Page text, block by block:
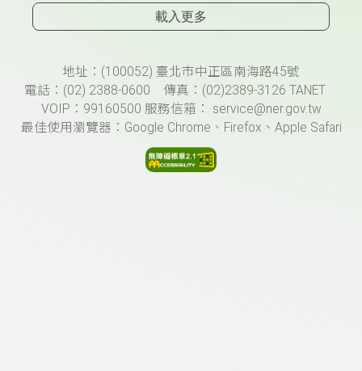
載入更多
頁尾資訊地址：(100052) 臺北市中正區南海路45號
電話：(02) 2388-0600 傳真：(02)2389-3126 TANET
VOIP：99160500 服務信箱： service@ner.gov.tw
最佳使用瀏覽器：Google Chrome、Firefox、Apple Safari